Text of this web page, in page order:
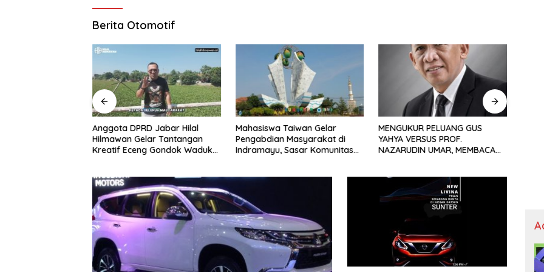
Berita Otomotif
Anggota DPRD Jabar Hilal
Hilmawan Gelar Tantangan
Kreatif Eceng Gondok Waduk
Mahasiswa Taiwan Gelar
Pengabdian Masyarakat di
Indramayu, Sasar Komunitas
MENGUKUR PELUANG GUS
YAHYA VERSUS PROF.
NAZARUDIN UMAR, MEMBACA
Niaga Kilang